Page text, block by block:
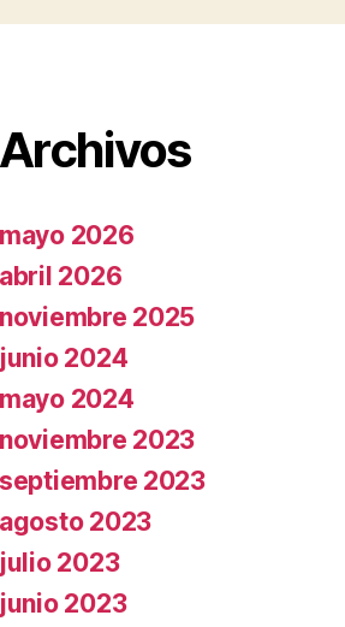
Archivos
mayo 2026
abril 2026
noviembre 2025
junio 2024
mayo 2024
noviembre 2023
septiembre 2023
agosto 2023
julio 2023
junio 2023